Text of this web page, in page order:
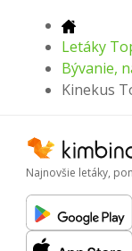
Letáky
Bývanie,
Kinekus
Najnovšie letáky,